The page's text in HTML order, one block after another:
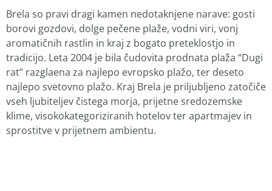
Brela so pravi dragi kamen nedotaknjene narave: gosti
borovi gozdovi, dolge pečene plaže, vodni viri, vonj
aromatičnih rastlin in kraj z bogato preteklostjo in
tradicijo. Leta 2004 je bila čudovita prodnata plaža “Dugi
rat” razglaena za najlepo evropsko plažo, ter deseto
najlepo svetovno plažo. Kraj Brela je priljubljeno zatočiče
vseh ljubiteljev čistega morja, prijetne sredozemske
klime, visokokategoriziranih hotelov ter apartmajev in
sprostitve v prijetnem ambientu.